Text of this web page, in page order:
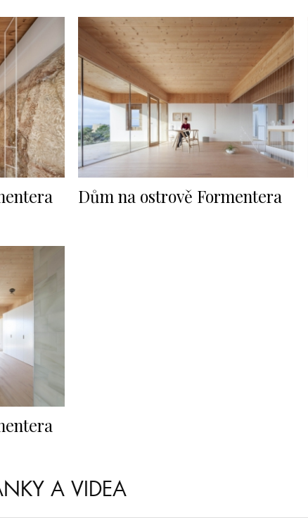
Dům na ostrově Formentera
A VIDEA